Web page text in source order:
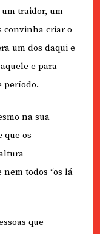
traidor, um
convinha criar o
um dos daqui e
e para
período.
na sua
que os
todos “os lá
que